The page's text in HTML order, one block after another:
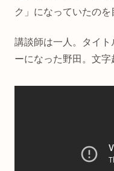
ク」になっていたのを
講談師は一人。タイ
ーになった野田。文